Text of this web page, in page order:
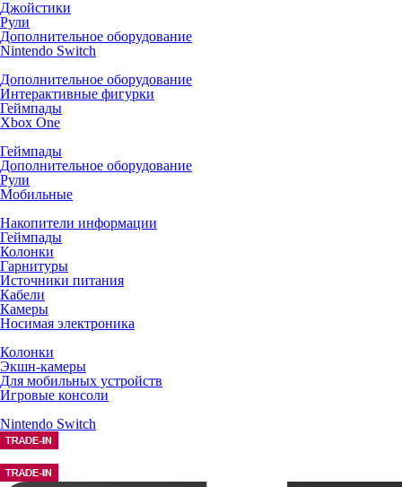
Джойстики
Рули
Дополнительное оборудование
Nintendo Switch
Дополнительное оборудование
Интерактивные фигурки
Геймпады
Xbox One
Геймпады
Дополнительное оборудование
Рули
Мобильные
Накопители информации
Геймпады
Колонки
Гарнитуры
Источники питания
Кабели
Камеры
Носимая электроника
Колонки
Экшн-камеры
Для мобильных устройств
Игровые консоли
Nintendo Switch